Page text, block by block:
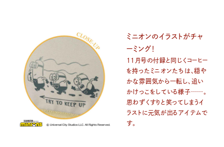
ミニオンのイラストがチャ
ーミング！
11月号の付録と同じくコーヒー
を持ったミニオンたちは、穏や
かな雰囲気から一転し、追い
かけっこをしている様子……。
思わずくすりと笑ってしまうイ
ラストに元気が出るアイテムで
す。